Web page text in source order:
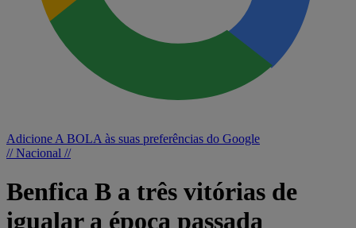
Adicione A BOLA às suas preferências do Google
// Nacional //
Benfica B a três vitórias de
igualar a época passada